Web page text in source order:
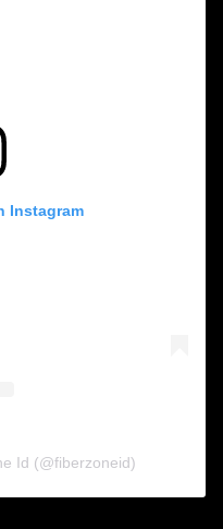
Instagram
Id (@fiberzoneid)